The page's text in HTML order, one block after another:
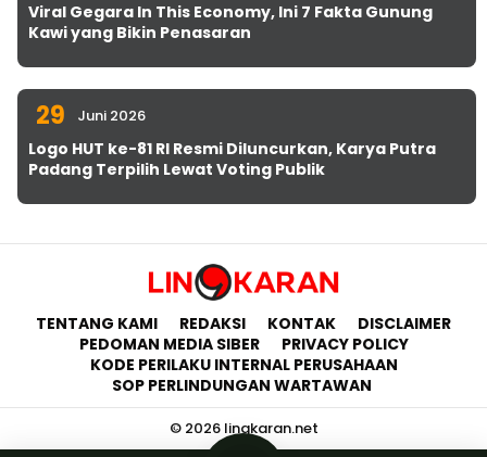
Viral Gegara In This Economy, Ini 7 Fakta Gunung
Kawi yang Bikin Penasaran
29 Juni 2026
Logo HUT ke-81 RI Resmi Diluncurkan, Karya Putra
Padang Terpilih Lewat Voting Publik
TENTANG KAMI REDAKSI KONTAK
DISCLAIMER
PEDOMAN MEDIA SIBER
PRIVACY POLICY
KODE PERILAKU INTERNAL PERUSAHAAN
SOP PERLINDUNGAN WARTAWAN
© 2026 lingkaran.net